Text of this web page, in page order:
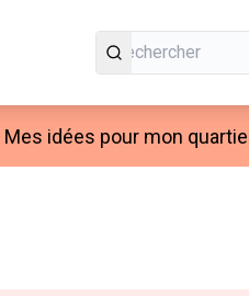
Mes idées pour mon